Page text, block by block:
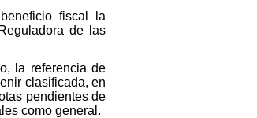
fiscal la
de las
la referencia de
clasificada, en
pendientes de
como general.